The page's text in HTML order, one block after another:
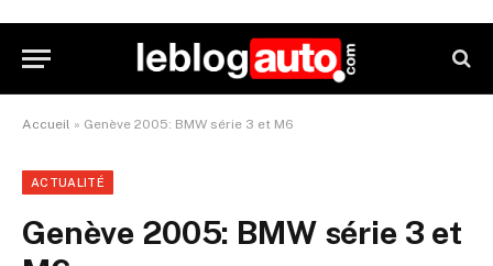
Accueil » Genève 2005: BMW série 3 et M6
ACTUALITÉ
Genève 2005: BMW série 3 et